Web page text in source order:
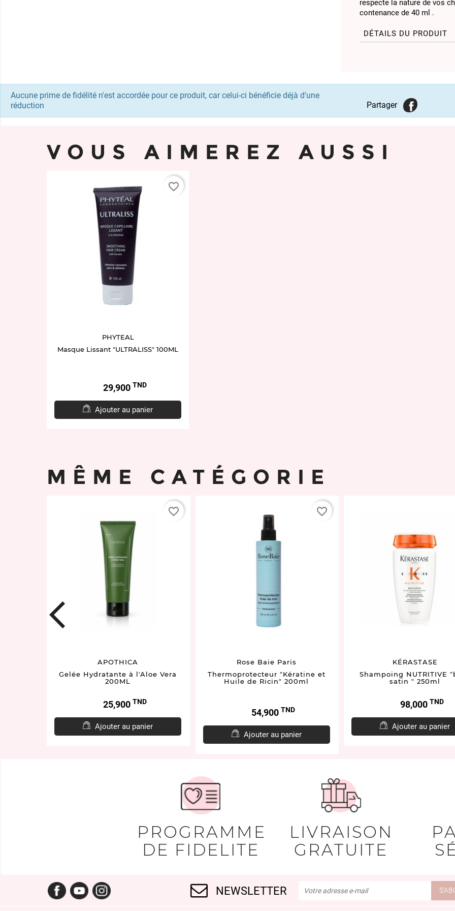
respecte la nature de vos
contenance de 40 ml .
DÉTAILS DU PRODUIT
Partager
Aucune prime de fidélité n'est accordée pour ce produit, car celui-ci bénéficie déjà d'une
réduction
VOUS AIMEREZ AUSSI
PHYTEAL
Masque Lissant "ULTRALISS" 100ML
Prix29,900 TND
Ajouter au panier
favorite_border
MÊME CATÉGORIE
APOTHICA
Gelée Hydratante à l'Aloe Vera
200ML
Prix25,900 TND
Ajouter au panier
favorite_border
Rose Baie Paris
Thermoprotecteur "Kératine et
Huile de Ricin" 200ml
Prix54,900 TND
Ajouter au panier
favorite_border
KÉRASTASE
Shampoing NUTRITIVE
satin " 250ml
Prix98,000 TND
Ajouter au panier
prev
PROGRAMME
DE FIDELITE
LIVRAISON
GRATUITE
NEWSLETTER
FacebookYouTube